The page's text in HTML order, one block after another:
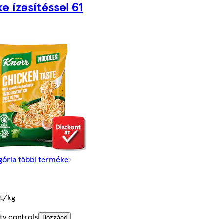
ízesítéssel 61
többi terméke
kg
controls
Hozzáad